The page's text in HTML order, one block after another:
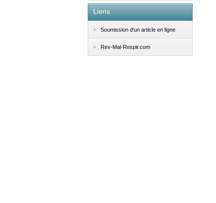
Liens
Soumission d'un article en ligne
Rev-Mal-Respir.com